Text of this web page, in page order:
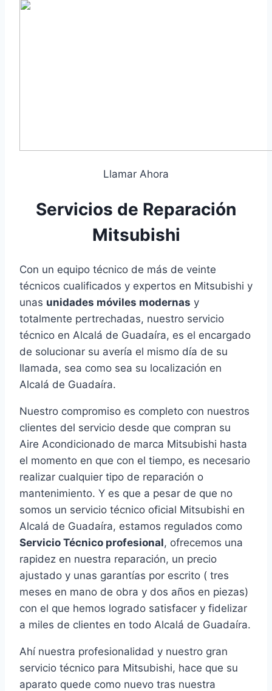
Llamar Ahora
Servicios de Reparación
Mitsubishi
Con un equipo técnico de más de veinte
técnicos cualificados y expertos en Mitsubishi y
unas unidades móviles modernas y
totalmente pertrechadas, nuestro servicio
técnico en Alcalá de Guadaíra, es el encargado
de solucionar su avería el mismo día de su
llamada, sea como sea su localización en
Alcalá de Guadaíra.
Nuestro compromiso es completo con nuestros
clientes del servicio desde que compran su
Aire Acondicionado de marca Mitsubishi hasta
el momento en que con el tiempo, es necesario
realizar cualquier tipo de reparación o
mantenimiento. Y es que a pesar de que no
somos un servicio técnico oficial Mitsubishi en
Alcalá de Guadaíra, estamos regulados como
Servicio Técnico profesional, ofrecemos una
rapidez en nuestra reparación, un precio
ajustado y unas garantías por escrito ( tres
meses en mano de obra y dos años en piezas)
con el que hemos logrado satisfacer y fidelizar
a miles de clientes en todo Alcalá de Guadaíra.
Ahí nuestra profesionalidad y nuestro gran
servicio técnico para Mitsubishi, hace que su
aparato quede como nuevo tras nuestra